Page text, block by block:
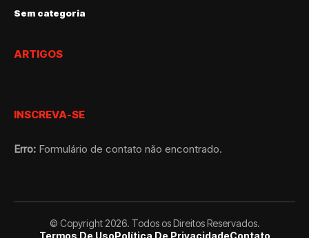
Sem categoria
ARTIGOS
INSCREVA-SE
Erro: Formulário de contato não encontrado.
© Copyright 2026. Todos os Direitos Reservados.